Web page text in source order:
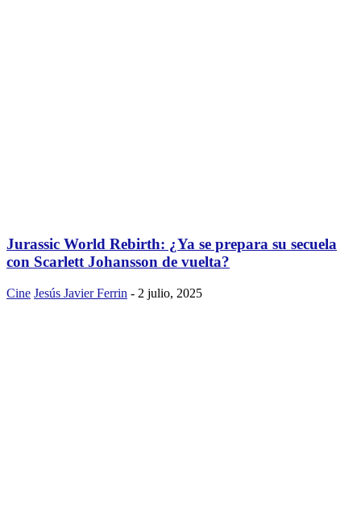
Jurassic World Rebirth: ¿Ya se prepara su secuela
con Scarlett Johansson de vuelta?
Cine Jesús Javier Ferrin - 2 julio, 2025